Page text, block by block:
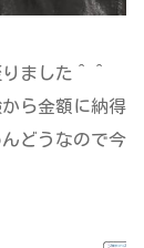
ました＾＾
ら金額に納得
どうなので今